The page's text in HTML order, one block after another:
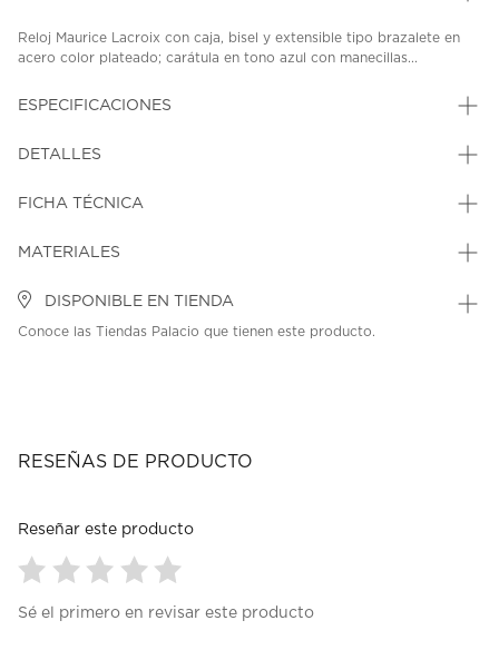
Reloj Maurice Lacroix con caja, bisel y extensible tipo brazalete en
acero color plateado; carátula en tono azul con manecillas...
ESPECIFICACIONES
DETALLES
FICHA TÉCNICA
MATERIALES
DISPONIBLE EN TIENDA
Conoce las Tiendas Palacio que tienen este producto.
RESEÑAS DE PRODUCTO
Reseñar este producto
paraparaparaparapara
Sé el primero en revisar este producto